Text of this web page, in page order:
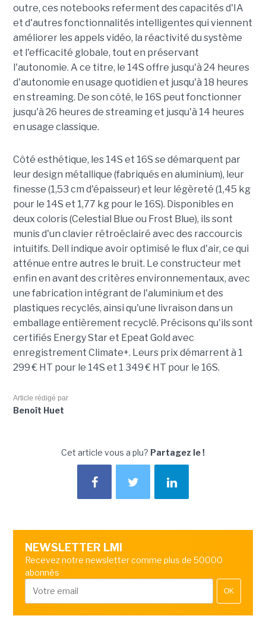
outre, ces notebooks referment des capacités d'IA
et d'autres fonctionnalités intelligentes qui viennent
améliorer les appels vidéo, la réactivité du système
et l'efficacité globale, tout en préservant
l'autonomie. A ce titre, le 14S offre jusqu'à 24 heures
d'autonomie en usage quotidien et jusqu'à 18 heures
en streaming. De son côté, le 16S peut fonctionner
jusqu'à 26 heures de streaming et jusqu'à 14 heures
en usage classique.
Côté esthétique, les 14S et 16S se démarquent par
leur design métallique (fabriqués en aluminium), leur
finesse (1,53 cm d'épaisseur) et leur légèreté (1,45 kg
pour le 14S et 1,77 kg pour le 16S). Disponibles en
deux coloris (Celestial Blue ou Frost Blue), ils sont
munis d'un clavier rétroéclairé avec des raccourcis
intuitifs. Dell indique avoir optimisé le flux d'air, ce qui
atténue entre autres le bruit. Le constructeur met
enfin en avant des critères environnementaux, avec
une fabrication intégrant de l'aluminium et des
plastiques recyclés, ainsi qu'une livraison dans un
emballage entièrement recyclé. Précisons qu'ils sont
certifiés Energy Star et Epeat Gold avec
enregistrement Climate+. Leurs prix démarrent à 1
299 € HT pour le 14S et 1 349 € HT pour le 16S.
Article rédigé par
Benoît Huet
Cet article vous a plu? Partagez le !
NEWSLETTER LMI
Recevez notre newsletter comme plus de 50000
abonnés
OK